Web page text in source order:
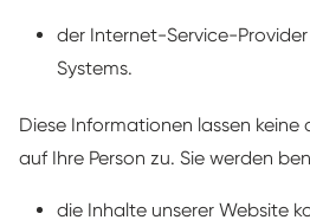
der Internet-Service-
Systems.
Diese Informationen lassen keine
auf Ihre Person zu. Sie werden
die Inhalte unserer Website